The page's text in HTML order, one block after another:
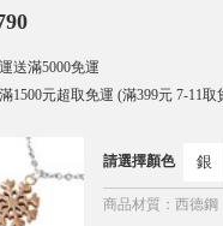
送滿5000免運
1500元超取免運 (滿399元 7-11取
請選擇顏色 銀
商品材質 ： 西德鋼